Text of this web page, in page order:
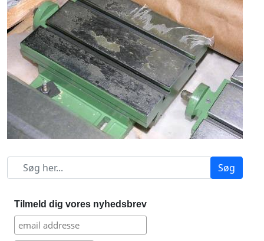
Søg
Tilmeld dig vores nyhedsbrev